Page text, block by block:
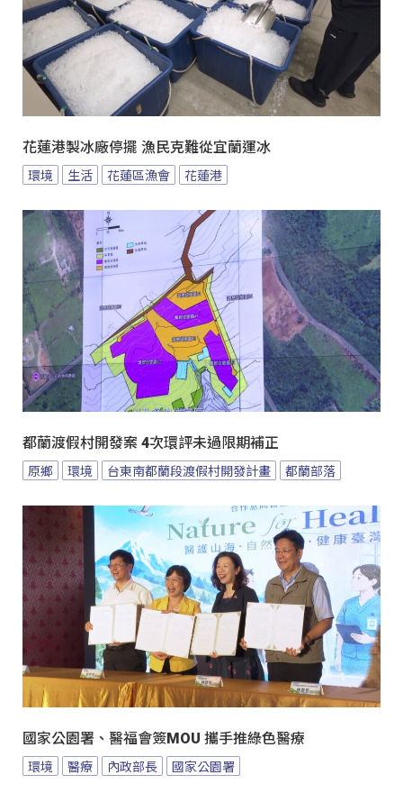
花蓮港製冰廠停擺 漁民克難從宜蘭運冰
環境 生活 花蓮區漁會 花蓮港
都蘭渡假村開發案 4次環評未過限期補正
原鄉 環境 台東南都蘭段渡假村開發計畫 都蘭部落
國家公園署、醫福會簽MOU 攜手推綠色醫療
環境 醫療 內政部長 國家公園署